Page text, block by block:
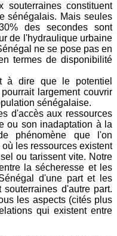
constituent
sénégalais. Mais seules
des secondes sont
de l'hydraulique urbaine
ne se pose pas en
termes de disponibilité
à dire que le potentiel
largement couvrir
sénégalaise.
d'accès aux ressources
ou son inadaptation à la
phénomène que l'on
les ressources existent
ou tarissent vite. Notre
la sécheresse et les
d'une part et les
d'autre part.
les aspects (cités plus
qui existent entre